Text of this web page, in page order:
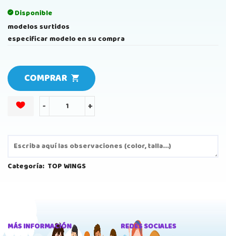
Disponible
modelos surtidos
especificar modelo en su compra
COMPRAR
- +
Categoría: TOP WINGS
MÁS INFORMACIÓN
REDES SOCIALES